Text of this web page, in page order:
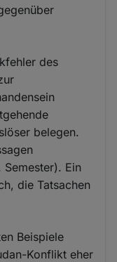
des
belegen.
Ein
die Tatsachen
Beispiele
Konflikt eher